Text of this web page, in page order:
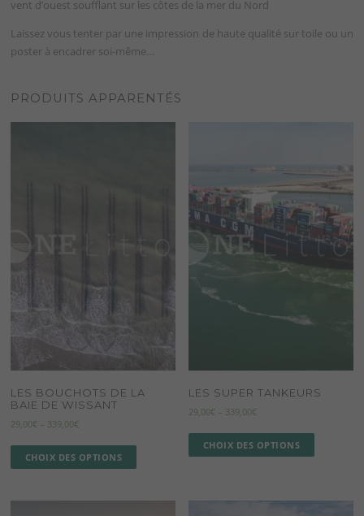
vent d’ouest soufflant sur les côtes de la mer du Nord
Laissez vous tenter par une impression de haute qualité sur toile ou un
poster à encadrer soi-même…
PRODUITS APPARENTÉS
LES BOUCHOTS DE LA
BAIE DE WISSANT
29,00€ – 339,00€
CHOIX DES OPTIONS
LES SUPER TANKEURS
29,00€ – 339,00€
CHOIX DES OPTIONS